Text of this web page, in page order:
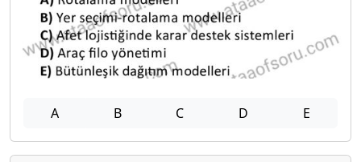
A B C D E